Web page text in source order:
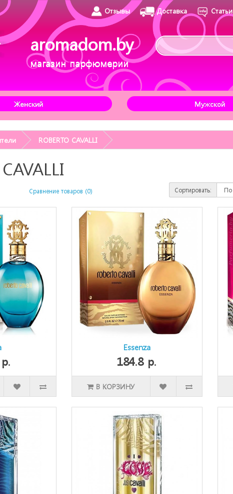
Отзывы Доставка Статьи
aromadom.by
магазин парфюмерии
Женский Мужской
ROBERTO CAVALLI
Сравнение товаров (0) Сортировать:
Essenza
184.8 р.
В КОРЗИНУ